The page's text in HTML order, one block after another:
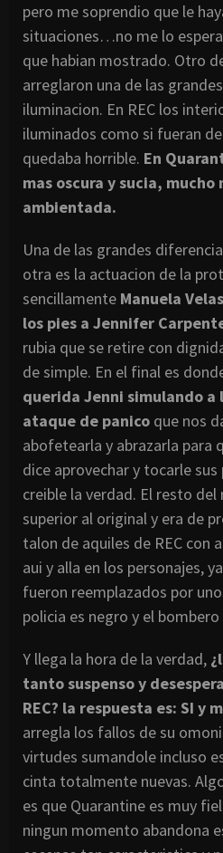
pero me soprendio que le
situaciones…no me lo
que habian mostrado. Otro
arreglaron una de las
iluminacion. En REC los
iluminados como si fueran
quedaba horrible. En
mas oscura y sucia,
ambientada.
Una de las grandes
otra es la actuacion de la
sencillamente Manuela
los pies a Jennifer
rubia que se retire con
de simple. En el final es
querida Jenni simulando a
ataque de panico que nos
abofetearla y abrazarla para
dice aprovechar y tocarle
creible la verdad. El resto
superior al original y era de
talon de aquiles de REC con
aui y alla en los personajes,
fueron reemplazados por
policia es negro y el
Y llega la hora de la verdad,
tanto suspenso y
REC? la respuesta es: SI y
arregla los fallos de su
virtudes sumandole incluso
cinta totalmente nuevas.
es que Quarantine es muy
ningun momento abandona